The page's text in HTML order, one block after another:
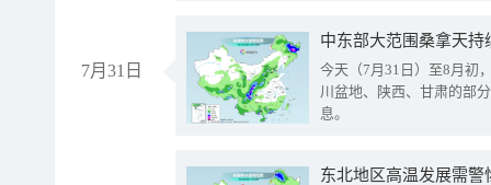
7月31日
中东部大范围桑拿天
今天（7月31日）至8月初
川盆地、陕西、甘肃的部
息。
东北地区高温发展需